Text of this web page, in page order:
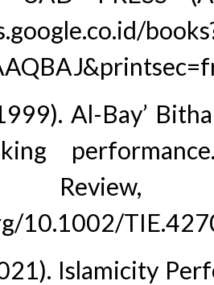
Al-Bay’
Review,
10.1002/
Islamicity